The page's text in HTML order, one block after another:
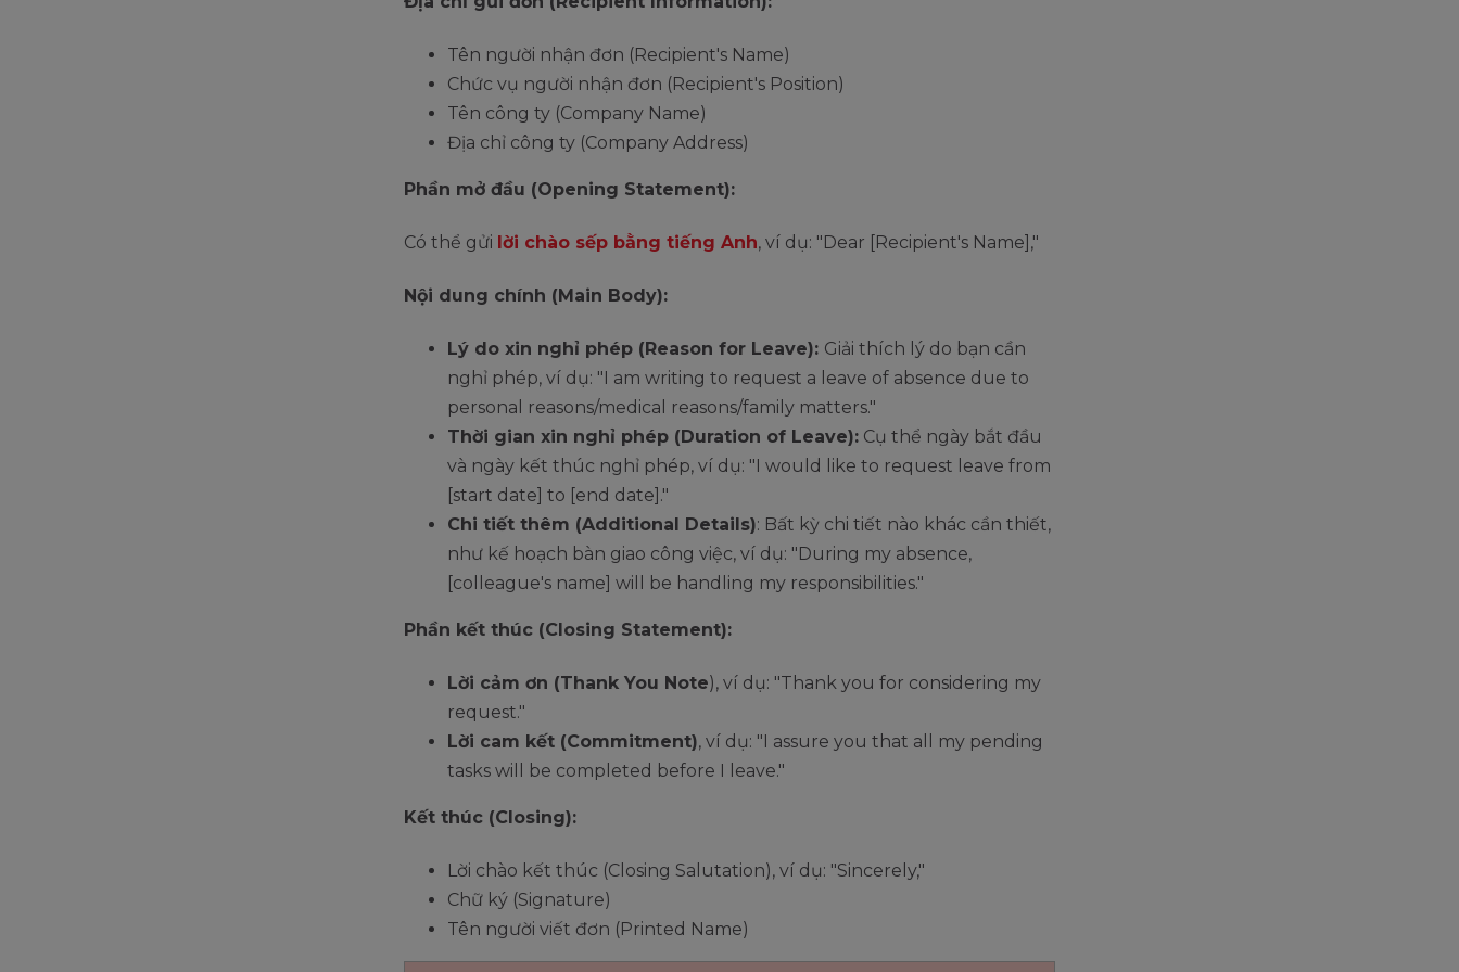
Tên người nhận đơn (Recipient's Name)
Chức vụ người nhận đơn (Recipient's Position)
Tên công ty (Company Name)
Địa chỉ công ty (Company Address)
Phần mở đầu (Opening Statement):
Có thể gửi lời chào sếp bằng tiếng Anh, ví dụ: "Dear [Recipient's Name],"
Nội dung chính (Main Body):
Lý do xin nghỉ phép (Reason for Leave): Giải thích lý do bạn cần
nghỉ phép, ví dụ: "I am writing to request a leave of absence due to
personal reasons/medical reasons/family matters."
Thời gian xin nghỉ phép (Duration of Leave): Cụ thể ngày bắt đầu
và ngày kết thúc nghỉ phép, ví dụ: "I would like to request leave from
[start date] to [end date]."
Chi tiết thêm (Additional Details): Bất kỳ chi tiết nào khác cần thiết,
như kế hoạch bàn giao công việc, ví dụ: "During my absence,
[colleague's name] will be handling my responsibilities."
Phần kết thúc (Closing Statement):
Lời cảm ơn (Thank You Note), ví dụ: "Thank you for considering my
request."
Lời cam kết (Commitment), ví dụ: "I assure you that all my pending
tasks will be completed before I leave."
Kết thúc (Closing):
Lời chào kết thúc (Closing Salutation), ví dụ: "Sincerely,"
Chữ ký (Signature)
Tên người viết đơn (Printed Name)